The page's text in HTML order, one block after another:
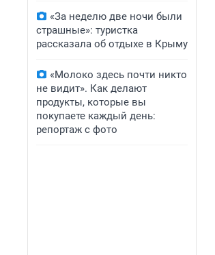
«За неделю две ночи были
страшные»: туристка
рассказала об отдыхе в Крыму
«Молоко здесь почти никто
не видит». Как делают
продукты, которые вы
покупаете каждый день:
репортаж с фото